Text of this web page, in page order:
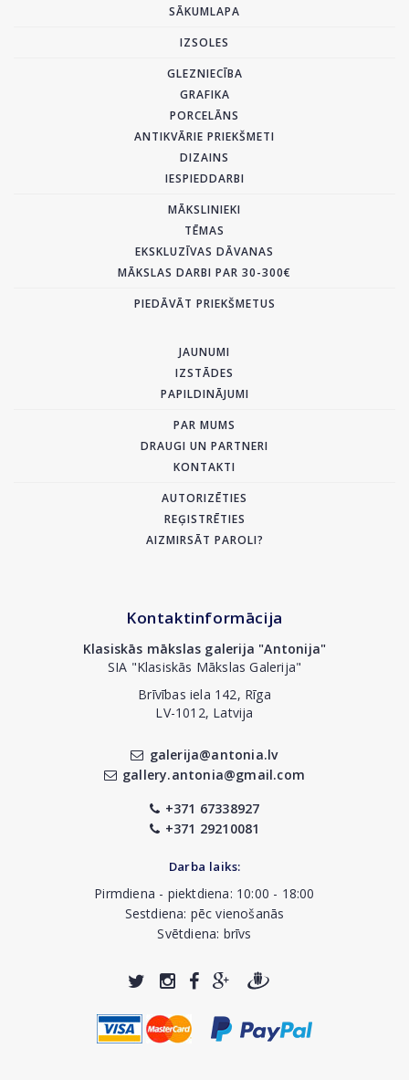
SĀKUMLAPA
IZSOLES
GLEZNIECĪBA
GRAFIKA
PORCELĀNS
ANTIKVĀRIE PRIEKŠMETI
DIZAINS
IESPIEDDARBI
MĀKSLINIEKI
TĒMAS
EKSKLUZĪVAS DĀVANAS
MĀKSLAS DARBI PAR 30-300€
PIEDĀVĀT PRIEKŠMETUS
JAUNUMI
IZSTĀDES
PAPILDINĀJUMI
PAR MUMS
DRAUGI UN PARTNERI
KONTAKTI
AUTORIZĒTIES
REĢISTRĒTIES
AIZMIRSĀT PAROLI?
Kontaktinformācija
Klasiskās mākslas galerija "Antonija"
SIA "Klasiskās Mākslas Galerija"
Brīvības iela 142, Rīga
LV-1012, Latvija
galerija@antonia.lv
gallery.antonia@gmail.com
+371 67338927
+371 29210081
Darba laiks:
Pirmdiena - piektdiena: 10:00 - 18:00
Sestdiena: pēc vienošanās
Svētdiena: brīvs